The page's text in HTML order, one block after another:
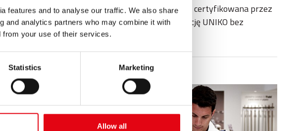
features and to analyse our traffic. We also share
and analytics partners who may combine it with
from your use of their services.
Statistics Marketing
Allow all
M, jak i V. To istotna opatentowana innowacja, certyfikowana przez
mogą zdecydować się na naszą nową propozycję UNIKO bez